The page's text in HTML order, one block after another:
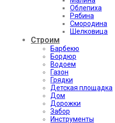
Облепиха
Рябина
Смородина
Шелковица
Строим
Барбекю
Бордюр
Водоем
Газон
Грядки
Детская площадка
Дом
Дорожки
Забор
Инструменты